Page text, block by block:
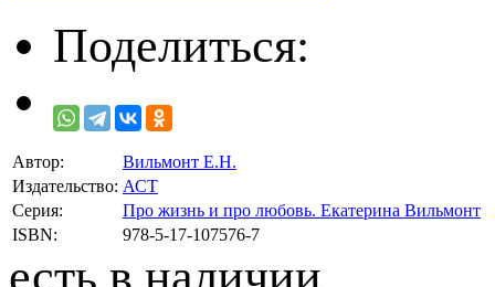
Поделиться:
Автор:
Вильмонт Е.Н.
Издательство: АСТ
Серия:
Про жизнь и про любовь. Екатерина Вильмонт
ISBN:
978-5-17-107576-7